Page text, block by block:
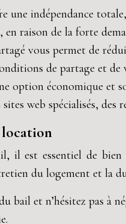
une indépendance
en raison de la forte
vous permet de
de partage et de
option économique et
web spécialisés, des
location
il est essentiel de
du logement et la
bail et n’hésitez pas à